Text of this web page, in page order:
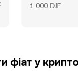
1 000 DJF
фіат у